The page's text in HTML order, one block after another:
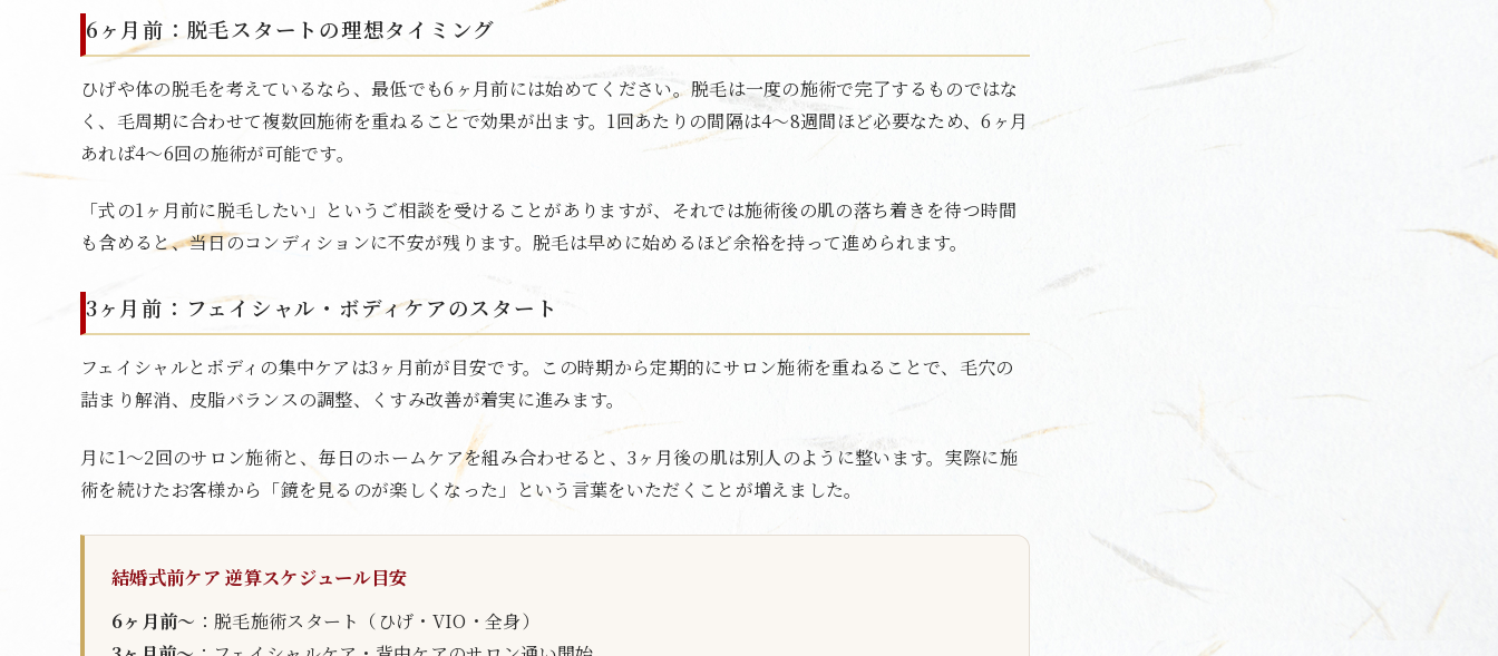
6ヶ月前：脱毛スタートの理想タイミング
ひげや体の脱毛を考えているなら、最低でも6ヶ月前には始めてください。脱毛は一度の施術で完了するものではな
く、毛周期に合わせて複数回施術を重ねることで効果が出ます。1回あたりの間隔は4〜8週間ほど必要なため、6ヶ月
あれば4〜6回の施術が可能です。
「式の1ヶ月前に脱毛したい」というご相談を受けることがありますが、それでは施術後の肌の落ち着きを待つ時間
も含めると、当日のコンディションに不安が残ります。脱毛は早めに始めるほど余裕を持って進められます。
3ヶ月前：フェイシャル・ボディケアのスタート
フェイシャルとボディの集中ケアは3ヶ月前が目安です。この時期から定期的にサロン施術を重ねることで、毛穴の
詰まり解消、皮脂バランスの調整、くすみ改善が着実に進みます。
月に1〜2回のサロン施術と、毎日のホームケアを組み合わせると、3ヶ月後の肌は別人のように整います。実際に施
術を続けたお客様から「鏡を見るのが楽しくなった」という言葉をいただくことが増えました。
結婚式前ケア 逆算スケジュール目安
6ヶ月前〜 ：脱毛施術スタート（ひげ・VIO・全身）